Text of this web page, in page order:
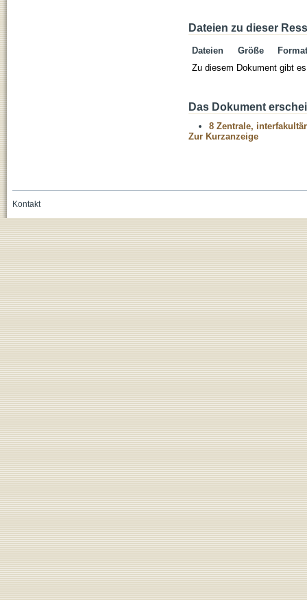
Dateien zu dieser
Dateien Größe
Format
Zu diesem Dokument gibt
Das Dokument
8 Zentrale,
Zur Kurzanzeige
Kontakt